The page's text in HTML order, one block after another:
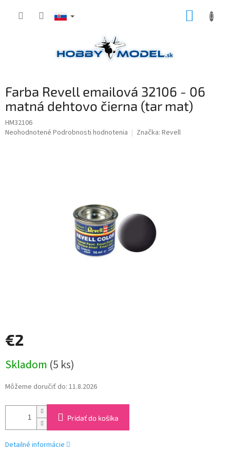
Farba Revell emailová 32106 - 06
matná dehtovo čierna (tar mat)
HM32106
Priemerné
Neohodnotené Podrobnosti hodnotenia Značka: Revell
€2
cena:
Skladom (5 ks)
Môžeme doručiť do: 11.8.2026
Pridať do košíka
Detailné informácie